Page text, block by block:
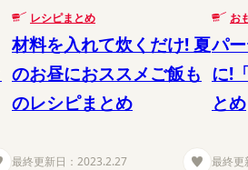
レシピまとめ
材料を入れて炊くだけ! 夏
のお昼におススメご飯も
のレシピまとめ
最終更新日： 2023.2.27
お
パ
に!
とめ
最終更